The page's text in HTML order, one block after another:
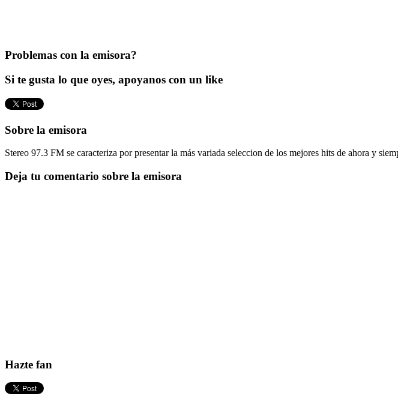
Problemas con la emisora?
Si te gusta lo que oyes, apoyanos con un like
Sobre la emisora
Stereo 97.3 FM se caracteriza por presentar la más variada seleccion de los mejores hits de ahora y
Deja tu comentario sobre la emisora
Hazte fan